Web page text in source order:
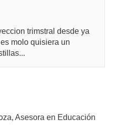
trimstral desde ya
molo quisiera un
Asesora en Educación